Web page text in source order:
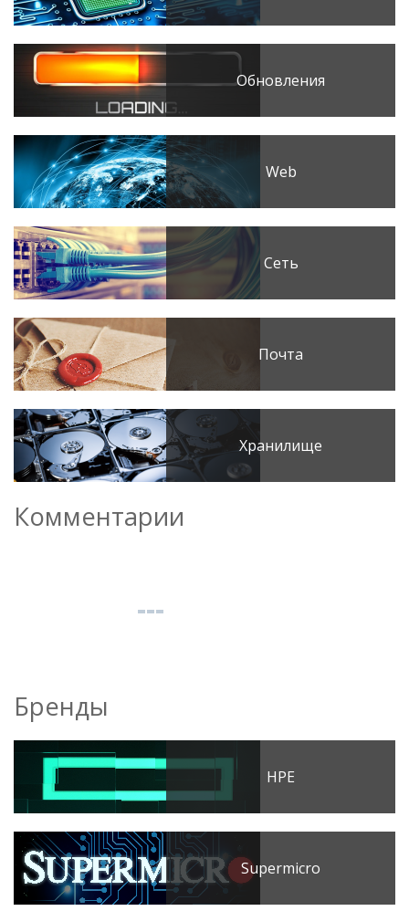
Обновления
Web
Сеть
Почта
Хранилище
Комментарии
Бренды
HPE
Supermicro